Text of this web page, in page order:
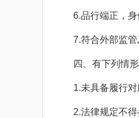
6.品行端正，身体
7.符合外部监管
四、有下列情形
1.未具备履行对
2.法律规定不得